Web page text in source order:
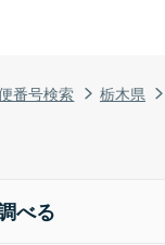
番号検索 栃木県
べる